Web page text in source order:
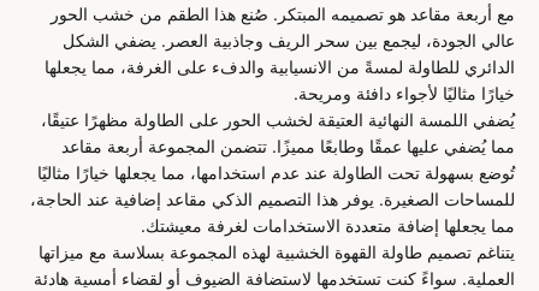
مع أربعة مقاعد هو تصميمه المبتكر. صُنع هذا الطقم من خشب الحور
عالي الجودة، ليجمع بين سحر الريف وجاذبية العصر. يضفي الشكل
الدائري للطاولة لمسةً من الانسيابية والدفء على الغرفة، مما يجعلها
خيارًا مثاليًا لأجواء دافئة ومريحة.
يُضفي اللمسة النهائية العتيقة لخشب الحور على الطاولة مظهرًا عتيقًا،
مما يُضفي عليها عمقًا وطابعًا مميزًا. تتضمن المجموعة أربعة مقاعد
تُوضع بسهولة تحت الطاولة عند عدم استخدامها، مما يجعلها خيارًا مثاليًا
للمساحات الصغيرة. يوفر هذا التصميم الذكي مقاعد إضافية عند الحاجة،
مما يجعلها إضافة متعددة الاستخدامات لغرفة معيشتك.
يتناغم تصميم طاولة القهوة الخشبية لهذه المجموعة بسلاسة مع ميزاتها
العملية. سواءً كنت تستخدمها لاستضافة الضيوف أو لقضاء أمسية هادئة